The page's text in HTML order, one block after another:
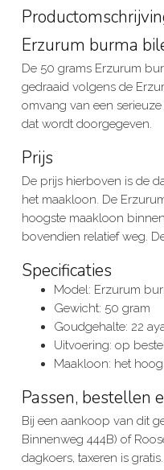
Erzurum burma
De 50 grams Erzurum
gedraaid volgens de
omvang van een
dat wordt doorgegeven.
Prijs
De prijs hierboven is de
het maakloon. De
hoogste maakloon
bovendien relatief weg.
Specificaties
Model: Erzurum
Gewicht: 50 gram
Goudgehalte: 22
Uitvoering: op
Maakloon: het
Passen, bestellen
Bij een aankoop van dit
Binnenweg 444B) of
dagkoers, taxeren is